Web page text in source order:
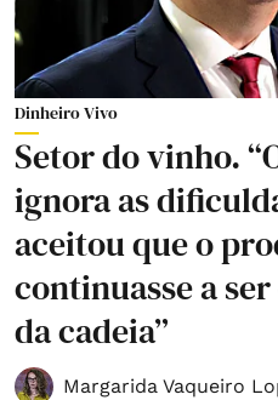
Dinheiro Vivo
Setor do vinho.
ignora as
aceitou que o
continuasse a
da cadeia”
Margarida Vaqueiro